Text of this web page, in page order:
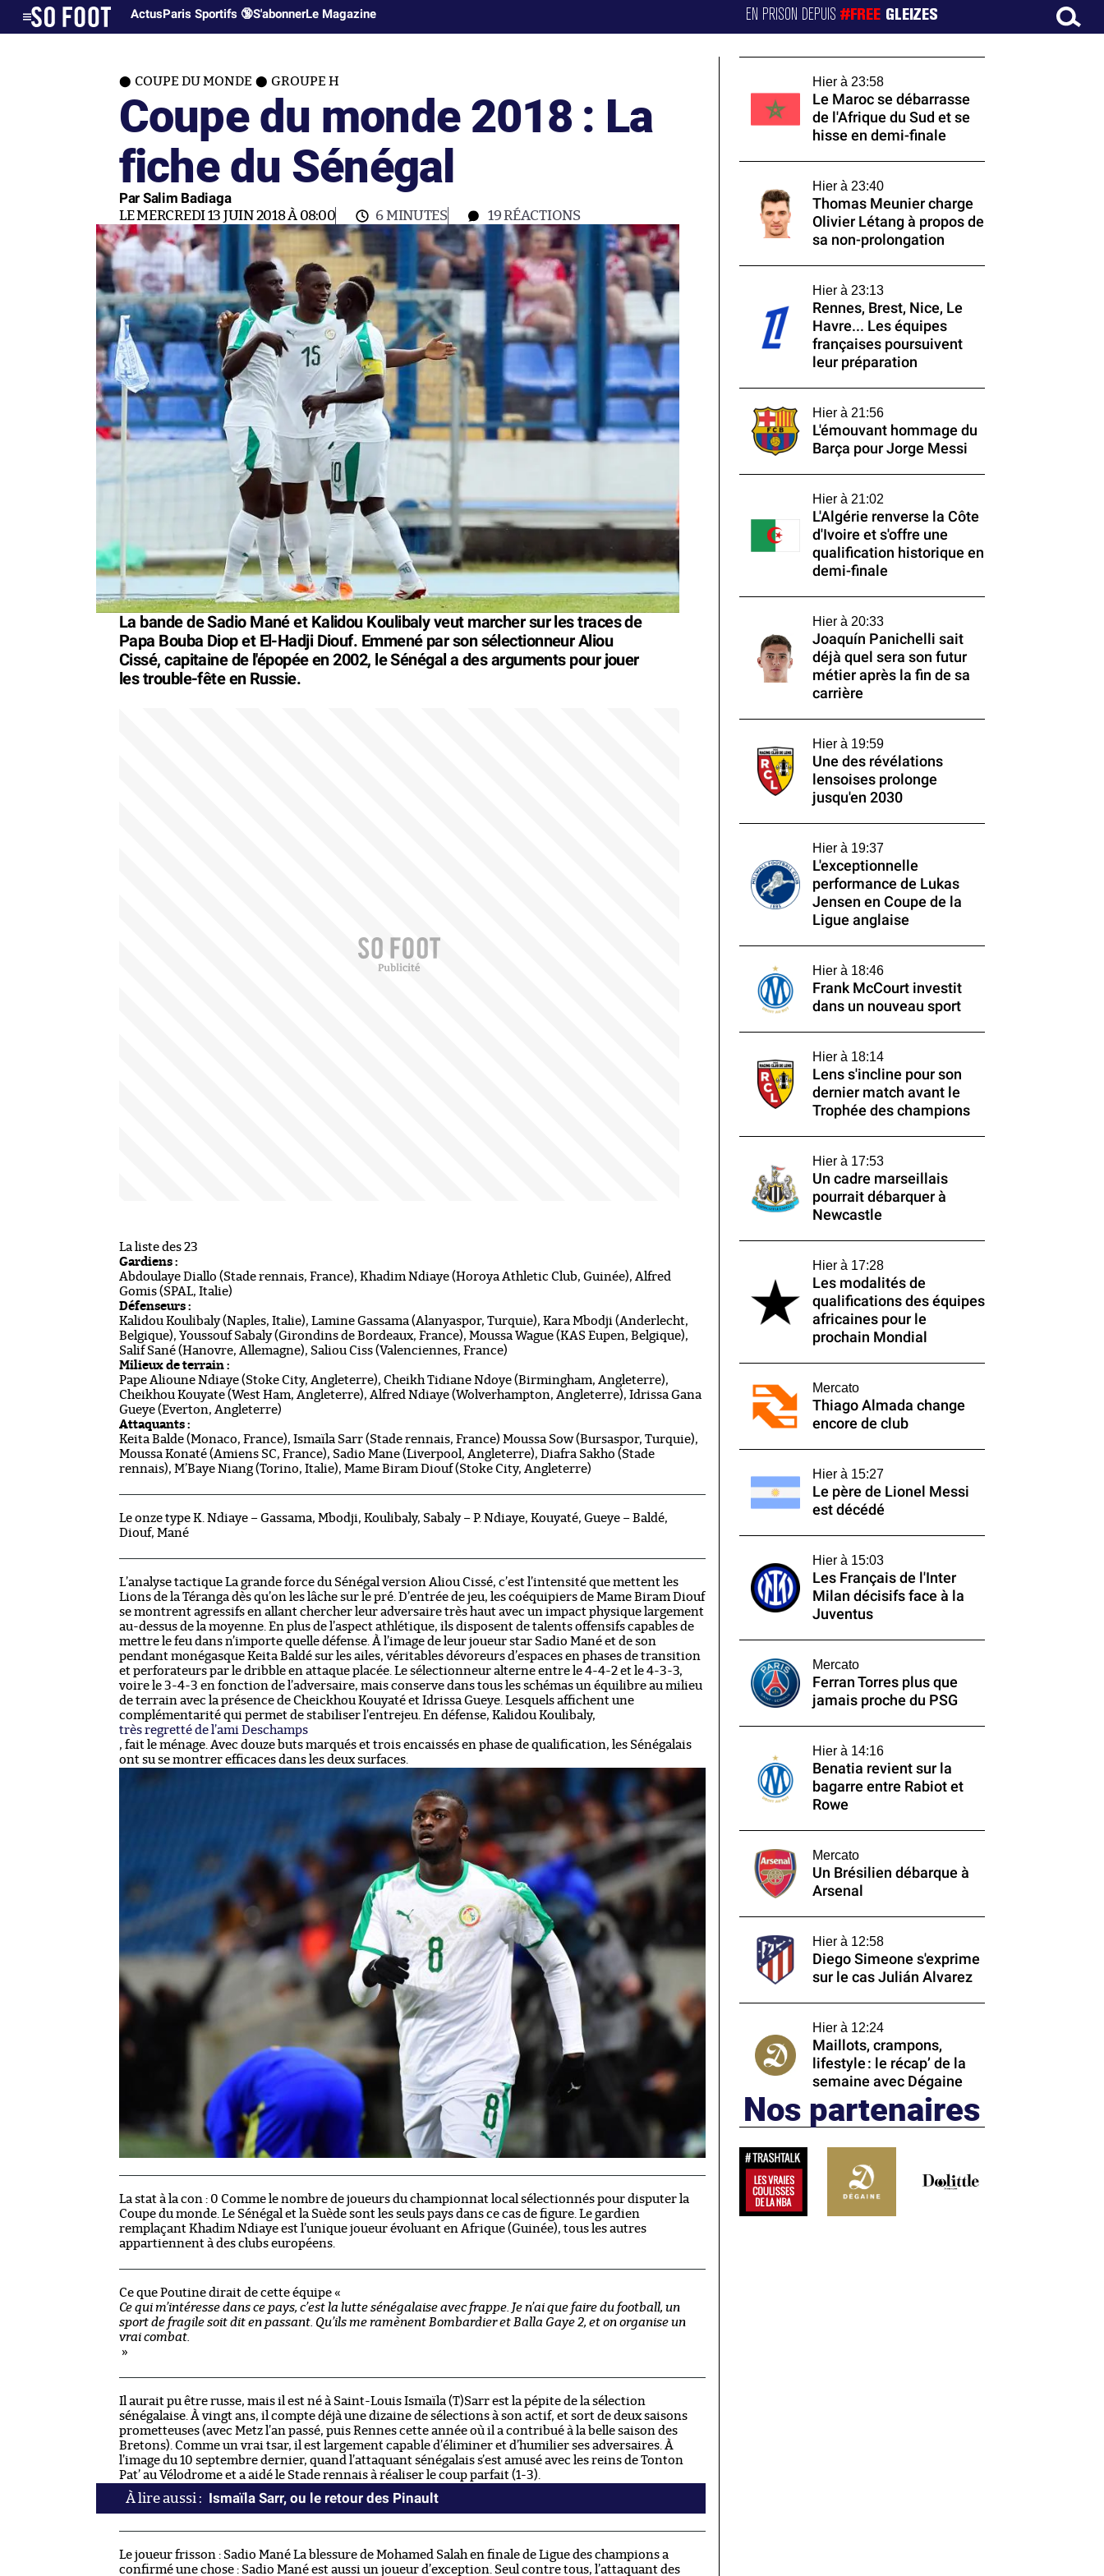
ActusParis Sportifs 🔞S'abonnerLe Magazine EN PRISON DEPUIS#FREE GLEIZES
COUPE DU MONDE GROUPE H
Coupe du monde 2018 : La
fiche du Sénégal
Par Salim Badiaga
LE MERCREDI 13 JUIN 2018 À 08:00 6 MINUTES 19RÉACTIONS
La bande de Sadio Mané et Kalidou Koulibaly veut marcher sur les traces de
Papa Bouba Diop et El-Hadji Diouf. Emmené par son sélectionneur Aliou
Cissé, capitaine de l'épopée en 2002, le Sénégal a des arguments pour jouer
les trouble-fête en Russie.
La liste des 23
Gardiens :
Abdoulaye Diallo (Stade rennais, France), Khadim Ndiaye (Horoya Athletic Club, Guinée), Alfred
Gomis (SPAL, Italie)
Défenseurs :
Kalidou Koulibaly (Naples, Italie), Lamine Gassama (Alanyaspor, Turquie), Kara Mbodji (Anderlecht,
Belgique), Youssouf Sabaly (Girondins de Bordeaux, France), Moussa Wague (KAS Eupen, Belgique),
Salif Sané (Hanovre, Allemagne), Saliou Ciss (Valenciennes, France)
Milieux de terrain :
Pape Alioune Ndiaye (Stoke City, Angleterre), Cheikh Tidiane Ndoye (Birmingham, Angleterre),
Cheikhou Kouyate (West Ham, Angleterre), Alfred Ndiaye (Wolverhampton, Angleterre), Idrissa Gana
Gueye (Everton, Angleterre)
Attaquants :
Keita Balde (Monaco, France), Ismaïla Sarr (Stade rennais, France) Moussa Sow (Bursaspor, Turquie),
Moussa Konaté (Amiens SC, France), Sadio Mane (Liverpool, Angleterre), Diafra Sakho (Stade
rennais), M’Baye Niang (Torino, Italie), Mame Biram Diouf (Stoke City, Angleterre)
Le onze type K. Ndiaye – Gassama, Mbodji, Koulibaly, Sabaly – P. Ndiaye, Kouyaté, Gueye – Baldé,
Diouf, Mané
L’analyse tactique La grande force du Sénégal version Aliou Cissé, c’est l’intensité que mettent les
Lions de la Téranga dès qu’on les lâche sur le pré. D’entrée de jeu, les coéquipiers de Mame Biram Diouf
se montrent agressifs en allant chercher leur adversaire très haut avec un impact physique largement
au-dessus de la moyenne. En plus de l’aspect athlétique, ils disposent de talents offensifs capables de
mettre le feu dans n’importe quelle défense. À l’image de leur joueur star Sadio Mané et de son
pendant monégasque Keita Baldé sur les ailes, véritables dévoreurs d’espaces en phases de transition
et perforateurs par le dribble en attaque placée. Le sélectionneur alterne entre le 4-4-2 et le 4-3-3,
voire le 3-4-3 en fonction de l’adversaire, mais conserve dans tous les schémas un équilibre au milieu
de terrain avec la présence de Cheickhou Kouyaté et Idrissa Gueye. Lesquels affichent une
complémentarité qui permet de stabiliser l’entrejeu. En défense, Kalidou Koulibaly,
très regretté de l’ami Deschamps
, fait le ménage. Avec douze buts marqués et trois encaissés en phase de qualification, les Sénégalais
ont su se montrer efficaces dans les deux surfaces.
La stat à la con : 0 Comme le nombre de joueurs du championnat local sélectionnés pour disputer la
Coupe du monde. Le Sénégal et la Suède sont les seuls pays dans ce cas de figure. Le gardien
remplaçant Khadim Ndiaye est l’unique joueur évoluant en Afrique (Guinée), tous les autres
appartiennent à des clubs européens.
Ce que Poutine dirait de cette équipe «
Ce qui m’intéresse dans ce pays, c’est la lutte sénégalaise avec frappe. Je n’ai que faire du football, un
sport de fragile soit dit en passant. Qu’ils me ramènent Bombardier et Balla Gaye 2, et on organise un
vrai combat.
»
Il aurait pu être russe, mais il est né à Saint-Louis Ismaïla (T)Sarr est la pépite de la sélection
sénégalaise. À vingt ans, il compte déjà une dizaine de sélections à son actif, et sort de deux saisons
prometteuses (avec Metz l’an passé, puis Rennes cette année où il a contribué à la belle saison des
Bretons). Comme un vrai tsar, il est largement capable d’éliminer et d’humilier ses adversaires. À
l’image du 10 septembre dernier, quand l’attaquant sénégalais s’est amusé avec les reins de Tonton
Pat’ au Vélodrome et a aidé le Stade rennais à réaliser le coup parfait (1-3).
Ismaïla Sarr, ou le retour des Pinault
Le joueur frisson : Sadio Mané La blessure de Mohamed Salah en finale de Ligue des champions a
confirmé une chose : Sadio Mané est aussi un joueur d’exception. Seul contre tous, l’attaquant des
Hier à 23:58
Le Maroc se débarrasse
de l'Afrique du Sud et se
hisse en demi-finale
Hier à 23:40
Thomas Meunier charge
Olivier Létang à propos de
sa non-prolongation
Hier à 23:13
Rennes, Brest, Nice, Le
Havre... Les équipes
françaises poursuivent
leur préparation
Hier à 21:56
L'émouvant hommage du
Barça pour Jorge Messi
Hier à 21:02
L'Algérie renverse la Côte
d'Ivoire et s'offre une
qualification historique en
demi-finale
Hier à 20:33
Joaquín Panichelli sait
déjà quel sera son futur
métier après la fin de sa
carrière
Hier à 19:59
Une des révélations
lensoises prolonge
jusqu'en 2030
Hier à 19:37
L'exceptionnelle
performance de Lukas
Jensen en Coupe de la
Ligue anglaise
Hier à 18:46
Frank McCourt investit
dans un nouveau sport
Hier à 18:14
Lens s'incline pour son
dernier match avant le
Trophée des champions
Hier à 17:53
Un cadre marseillais
pourrait débarquer à
Newcastle
Hier à 17:28
Les modalités de
qualifications des équipes
africaines pour le
prochain Mondial
Mercato
Thiago Almada change
encore de club
Hier à 15:27
Le père de Lionel Messi
est décédé
Hier à 15:03
Les Français de l'Inter
Milan décisifs face à la
Juventus
Mercato
Ferran Torres plus que
jamais proche du PSG
Hier à 14:16
Benatia revient sur la
bagarre entre Rabiot et
Rowe
Mercato
Un Brésilien débarque à
Arsenal
Hier à 12:58
Diego Simeone s'exprime
sur le cas Julián Alvarez
Hier à 12:24
Maillots, crampons,
lifestyle : le récap’ de la
semaine avec Dégaine
Nos partenaires